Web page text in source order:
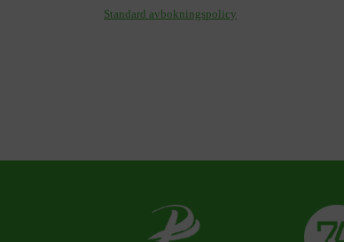
Standard avbokningspolicy